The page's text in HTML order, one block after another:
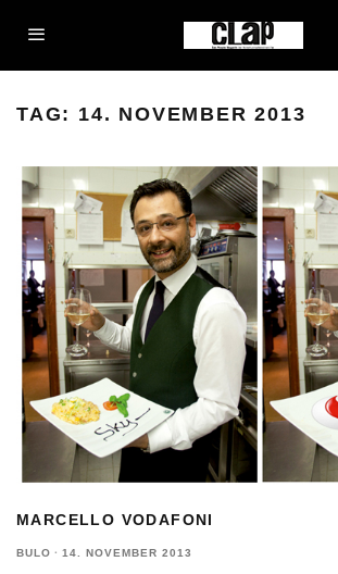
TAG: 14. NOVEMBER 2013
MARCELLO VODAFONI
BULO · 14. NOVEMBER 2013